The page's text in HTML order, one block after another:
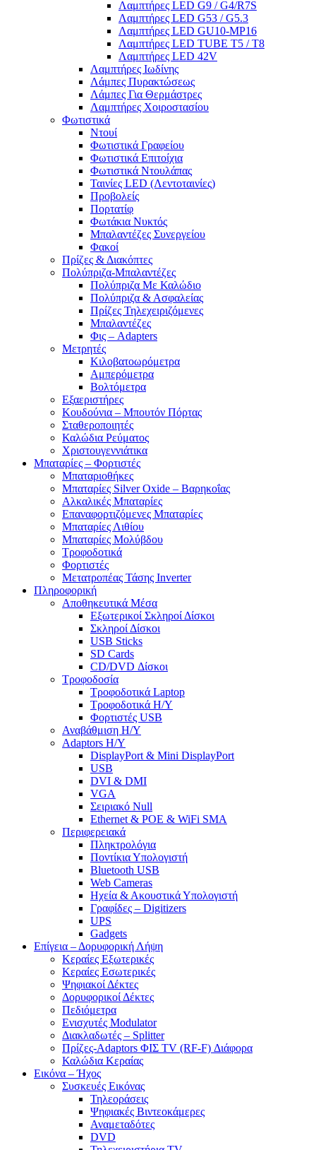
Λαμπτήρες LED G9 / G4/R7S
Λαμπτήρες LED G53 / G5.3
Λαμπτήρες LED GU10-ΜΡ16
Λαμπτήρες LED TUBE T5 / T8
Λαμπτήρες LED 42V
Λαμπτήρες Ιωδίνης
Λάμπες Πυρακτώσεως
Λάμπες Για Θερμάστρες
Λαμπτήρες Χοιροστασίου
Φωτιστικά
Ντουί
Φωτιστικά Γραφείου
Φωτιστικά Επιτοίχια
Φωτιστικά Ντουλάπας
Ταινίες LED (Λεντοταινίες)
Προβολείς
Πορτατίφ
Φωτάκια Νυκτός
Μπαλαντέζες Συνεργείου
Φακοί
Πρίζες & Διακόπτες
Πολύπριζα-Μπαλαντέζες
Πολύπριζα Με Καλώδιο
Πολύπριζα & Ασφαλείας
Πρίζες Τηλεχειριζόμενες
Μπαλαντέζες
Φις – Adapters
Μετρητές
Κιλοβατοωρόμετρα
Αμπερόμετρα
Βολτόμετρα
Εξαεριστήρες
Κουδούνια – Μπουτόν Πόρτας
Σταθεροποιητές
Καλώδια Ρεύματος
Χριστουγεννιάτικα
Μπαταρίες – Φορτιστές
Μπαταριοθήκες
Μπαταρίες Silver Oxide – Βαρηκοΐας
Αλκαλικές Μπαταρίες
Επαναφορτιζόμενες Μπαταρίες
Μπαταρίες Λιθίου
Μπαταρίες Μολύβδου
Τροφοδοτικά
Φορτιστές
Μετατροπέας Τάσης Inverter
Πληροφορική
Αποθηκευτικά Μέσα
Εξωτερικοί Σκληροί Δίσκοι
Σκληροί Δίσκοι
USB Sticks
SD Cards
CD/DVD Δίσκοι
Τροφοδοσία
Τροφοδοτικά Laptop
Τροφοδοτικά Η/Υ
Φορτιστές USB
Αναβάθμιση Η/Υ
Adaptors Η/Υ
DisplayPort & Mini DisplayPort
USB
DVI & DMI
VGA
Σειριακό Null
Ethernet & POE & WiFi SMA
Περιφερειακά
Πληκτρολόγια
Ποντίκια Υπολογιστή
Bluetooth USB
Web Cameras
Ηχεία & Ακουστικά Υπολογιστή
Γραφίδες – Digitizers
UPS
Gadgets
Επίγεια – Δορυφορική Λήψη
Κεραίες Εξωτερικές
Κεραίες Εσωτερικές
Ψηφιακοί Δέκτες
Δορυφορικοί Δέκτες
Πεδιόμετρα
Ενισχυτές Modulator
Διακλαδωτές – Splitter
Πρίζες-Adaptors ΦΙΣ TV (RF-F) Διάφορα
Καλώδια Κεραίας
Εικόνα – Ήχος
Συσκευές Εικόνας
Τηλεοράσεις
Ψηφιακές Βιντεοκάμερες
Αναμεταδότες
DVD